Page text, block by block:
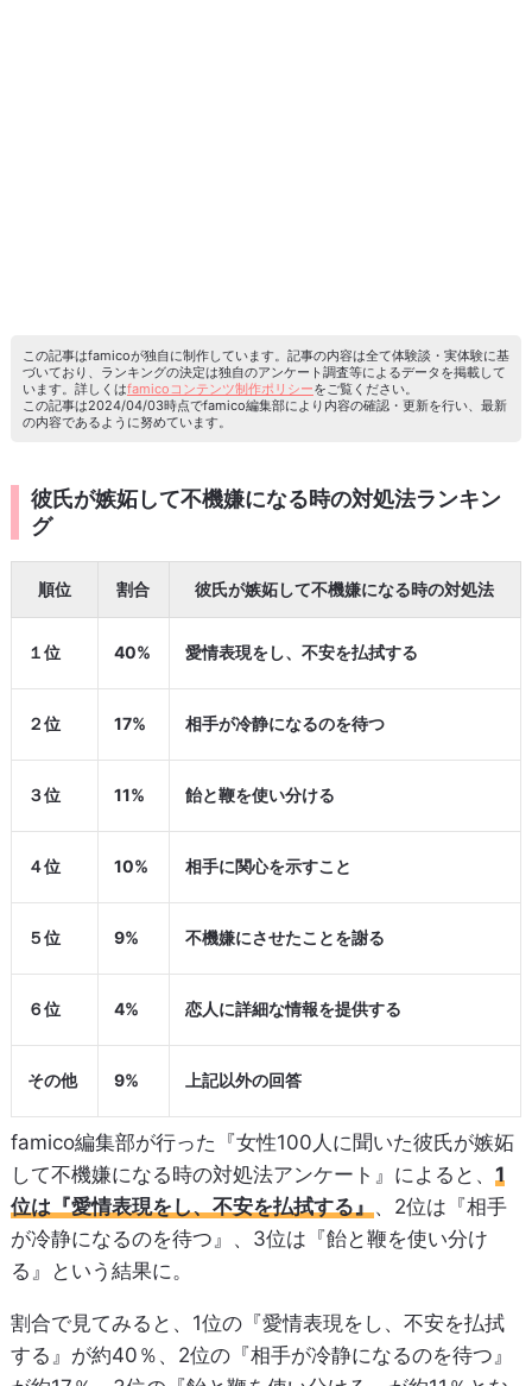
この記事はfamicoが独自に制作しています。記事の内容は全て体験談・実体験に基
づいており、ランキングの決定は独自のアンケート調査等によるデータを掲載して
います。詳しくはfamicoコンテンツ制作ポリシーをご覧ください。
この記事は2024/04/03時点でfamico編集部により内容の確認・更新を行い、最新
の内容であるように努めています。
彼氏が嫉妬して不機嫌になる時の対処法ランキン
グ
順位 割合 彼氏が嫉妬して不機嫌になる時の対処法
１位 40% 愛情表現をし、不安を払拭する
２位 17% 相手が冷静になるのを待つ
３位 11% 飴と鞭を使い分ける
４位 10% 相手に関心を示すこと
５位 9% 不機嫌にさせたことを謝る
６位 4% 恋人に詳細な情報を提供する
その他 9% 上記以外の回答
famico編集部が行った『女性100人に聞いた彼氏が嫉妬
して不機嫌になる時の対処法アンケート』によると、 1
位は『愛情表現をし、不安を払拭する』、2位は『相手
が冷静になるのを待つ』、3位は『飴と鞭を使い分け
る』という結果に。
割合で見てみると、1位の『愛情表現をし、不安を払拭
する』が約40％、2位の『相手が冷静になるのを待つ』